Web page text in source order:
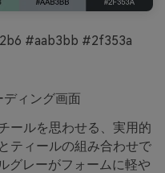
#aab3bb #2f353a
ディング画面
ールを思わせる、実用的
ティールの組み合わせで
グレーがフォームに軽や